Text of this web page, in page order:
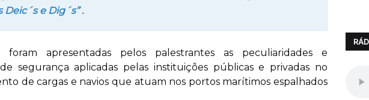
Deic´s e Dig´s” .
foram apresentadas pelos palestrantes as peculiaridades e
segurança aplicadas pelas instituições públicas e privadas no
de cargas e navios que atuam nos portos marítimos espalhados